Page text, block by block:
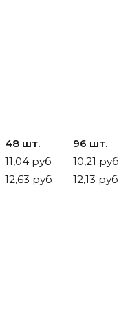
48 шт.
96 шт.
11,04 руб
10,21 руб
12,63 руб 12,13 руб